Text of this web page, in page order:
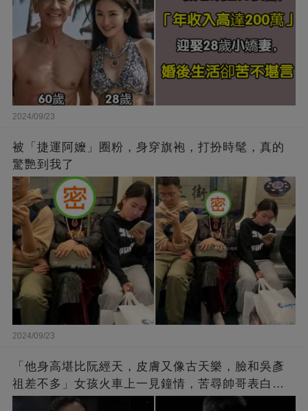
2024/09/23
被「捷運阿嬤」圈粉，身穿旗袍，打扮時髦，真的
驚艷到我了
2024/09/23
「他身高堪比阮經天，皮膚又像古天樂，臉和吳彥
祖差不多」女孩火車上一見鐘情，苦尋帥哥表白，
最后卻尷尬不已